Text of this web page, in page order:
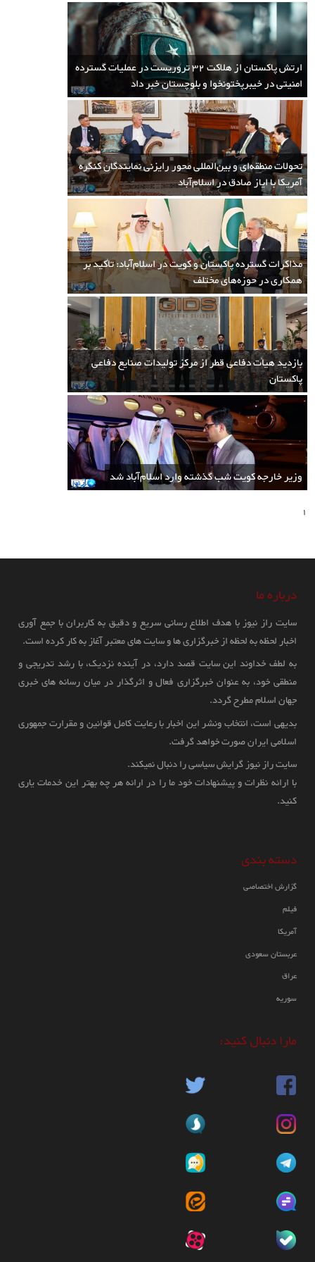
علاوه بر حضور تروریست های طالبان، حضور داعش در مناطق قبایلی ایالت خیبر
پختون خوا پاکستان نیز یک حقیقت است. به گفته کارشناسان، خطرناکترین دشمن
طالبان نیز داعش است و هر وقت موقعیت مناسب پیدا کند حتما طالبان را هدف
قرار خواهد داد...
نامزدهای احتمالی سال 2022 میلادی برای
سمت فرماندهی ارتش پاکستان
13:49 1400/08/13
پس از تغییرات اخیر در ارتش پاکستان، مهم ترین اقدام دولت حزب تحریک انصاف
در سال 2022 میلادی تعیین رئیس جدید ارتش پاکستان خواهد بود. ژنرال قمر
جاوید باجوا فرمانده فعلی ارتش پاکستان در نوامبر 2019 میلادی به مدت سه سال
مدت خدمتش به دلیل اوضاع امنیتی تمدید شده بود که پس از آن در 29 نوامبر
2022 (8 آذر 1401) به پایان خواهد رسید....
طالبان دیدار خواهد داشت
15:04 1400/02/08
حامد میر تحلیل گر و روزنامه نگار ارشد پاکستانی در گزارشی اظهار داشت که
پاکستان روند تلاش های جدید برای متقاعد کردن طالبان افغانستان جهت عضویت
مجدد در ماموریت صلح افغانستان را آغاز کرده است که در غیراین صورت طالبان
از سوی پاکستان شاهد اقدامات سختی خواهد بود.
اقدام متعصبانه دولت فدرال اسلام آباد و
دولت های محلی در برخورد با عزاداران
شهادت حضرت علی(ع)
19:38 1399/02/27
علیرغم صدور مجوز از سوی دولت مبنی بر برگزاری مراسم عزاداری شهادت حضرت
زیادی از روزه داران و عزاداران را بازداشت نموده و برخی را نیز مورد ضرب و شتم
هشدار آمریکا به پاکستان مبنی بر عدم
گسترش روابط با ایران
ارتش پاکستان از هلاکت 32 تروریست در عملیات گسترده
امنیتی در خیبرپختونخوا و بلوچستان خبر داد
تحولات منطقه‌ای و بین‌المللی محور رایزنی نمایندگان کنگره
آمریکا با ایاز صادق در اسلام‌آباد
مذاکرات گسترده پاکستان و کویت در اسلام‌آباد: تأکید بر
همکاری در حوزه‌های مختلف
بازدید هیأت دفاعی قطر از مرکز تولیدات صنایع دفاعی
پاکستان
وزیر خارجه کویت شب گذشته وارد اسلام‌آباد شد
1
درباره ما
سایت راز نیوز با هدف اطلاع رسانی سریع و دقیق به کاربران با جمع آوری
اخبار لحظه به لحظه از خبرگزاری ها و سایت های معتبر آغاز به کار کرده است.
به لطف خداوند این سایت قصد دارد، در آینده نزدیک، با رشد تدریجی و
منطقی خود، به عنوان خبرگزاری فعال و اثرگذار در میان رسانه های خبری
جهان اسلام مطرح گردد.
بدیهی است، انتخاب ونشر این اخبار با رعایت کامل قوانین و مقرارت جمهوری
اسلامی ایران صورت خواهد گرفت.
سایت راز نیوز گرایش سیاسی را دنبال نمیکند.
با ارائه نظرات و پیشنهادات خود ما را در ارائه هر چه بهتر این خدمات یاری
کنید.
دسته بندی
گزارش اختصاصی
فیلم
آمریکا
عربستان سعودی
عراق
سوریه
مارا دنبال کنید: